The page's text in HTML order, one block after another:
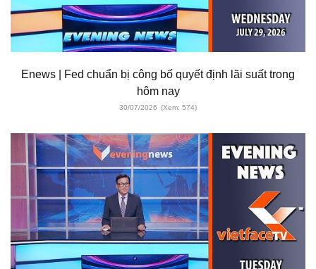
Enews | Fed chuẩn bị công bố quyết định lãi suất trong
hôm nay
30/07/2026 (Xem: 574)